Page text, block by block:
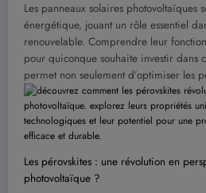
Les panneaux solaires
énergétique, jouant un rôle essentiel
renouvelable. Comprendre leur
pour quiconque souhaite investir dans
permet non seulement d’optimiser les
Les pérovskites : une révolution en
photovoltaïque ?